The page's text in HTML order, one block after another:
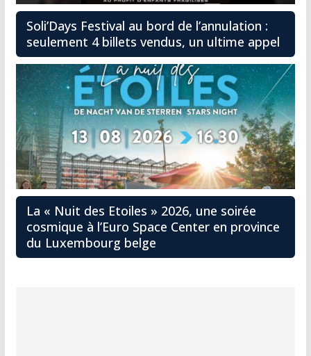
Soli’Days Festival au bord de l’annulation :
seulement 4 billets vendus, un ultime appel
La « Nuit des Etoiles » 2026, une soirée
cosmique à l’Euro Space Center en province
du Luxembourg belge